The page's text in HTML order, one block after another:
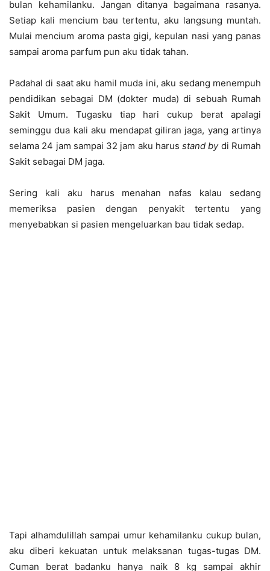
bulan kehamilanku. Jangan ditanya bagaimana rasanya.
Setiap kali mencium bau tertentu, aku langsung muntah.
Mulai mencium aroma pasta gigi, kepulan nasi yang panas
sampai aroma parfum pun aku tidak tahan.
Padahal di saat aku hamil muda ini, aku sedang menempuh
pendidikan sebagai DM (dokter muda) di sebuah Rumah
Sakit Umum. Tugasku tiap hari cukup berat apalagi
seminggu dua kali aku mendapat giliran jaga, yang artinya
selama 24 jam sampai 32 jam aku harusstand bydi Rumah
Sakit sebagai DM jaga.
Sering kali aku harus menahan nafas kalau sedang
memeriksa pasien dengan penyakit tertentu yang
menyebabkan si pasien mengeluarkan bau tidak sedap.
Tapi alhamdulillah sampai umur kehamilanku cukup bulan,
aku diberi kekuatan untuk melaksanan tugas-tugas DM.
Cuman berat badanku hanya naik 8 kg sampai akhir